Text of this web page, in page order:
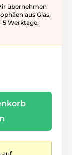
übernehmen
aus Glas,
5 ​​Werktage,